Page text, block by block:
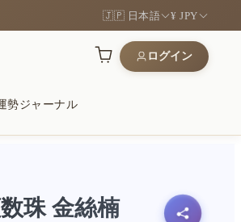
🇯🇵 日本語 ¥ JPY
ログイン
勢ジャーナル
珠 金絲楠